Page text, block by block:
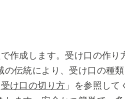
作成します。受け口の作り
伝統により、受け口の種類
受け口の切り方 」を参照して